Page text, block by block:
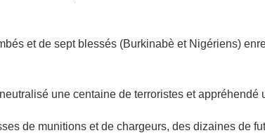
et de sept blessés (Burkinabè et Nigériens)
une centaine de terroristes et appréhendé
de munitions et de chargeurs, des dizaines de